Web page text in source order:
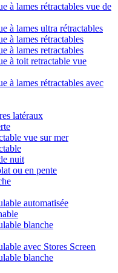
à lames rétractables vue de
à lames ultra rétractables
à lames rétractables
à lames retractables
à toit retractable vue
à lames rétractables avec
latéraux
vue sur mer
nuit
ou en pente
automatisée
blanche
avec Stores Screen
blanche